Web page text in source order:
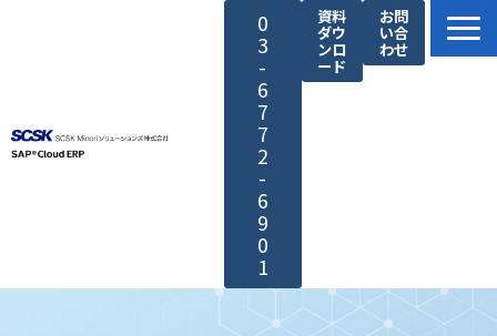
0
3
-
6
7
7
2
-
6
9
0
1
資料
ダウ
ンロ
ード
お問
い合
わせ
SAP®製品の特長